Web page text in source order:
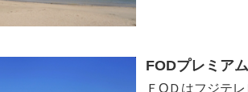
FODプレミア
ＦOＤはフジテ